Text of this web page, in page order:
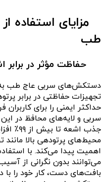
مزایای استفاده
طب
حفاظت مؤثر در برابر
دستکش‌های سربی عاج طب به
تجهیزات حفاظتی در برابر
حداکثر ایمنی را برای
سربی و لایه‌های محافظ در
جذب
محیط‌های پرتودهی بالا مانند
اهمیت پیدا می‌کند. با
می‌توانند بدون نگرانی از
بافت‌های دست، کار خود را با